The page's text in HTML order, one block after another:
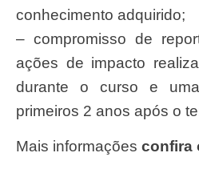
conhecimento adquirido;
– compromisso de
ações de impacto
durante o curso e
primeiros 2 anos após o
Mais informações confira